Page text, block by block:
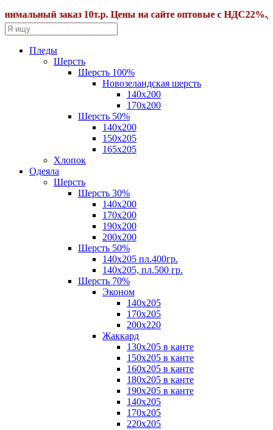
заказ 10т.р. Цены на сайте оптовые с
Пледы
Шерсть
Шерсть 100%
Новозеландская шерсть
140х200
170x200
Шерсть 50%
140x200
150х205
165х205
Хлопок
Одеяла
Шерсть
Шерсть 30%
140х200
170х200
190х200
200х200
Шерсть 50%
140х205 пл.400гр.
140х205, пл.500 гр.
Шерсть 70%
Эконом
140х205
170х205
200х220
Жаккард
130х205 в канте
150х205 в канте
160х205 в канте
180х205 в канте
190х205 в канте
140х205
170х205
220х205